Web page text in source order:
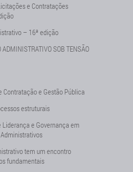
e Contratações
– 16ª edição
SOB TENSÃO
Contratação e Gestão Pública
estruturais
e Governança em
tem um encontro
fundamentais